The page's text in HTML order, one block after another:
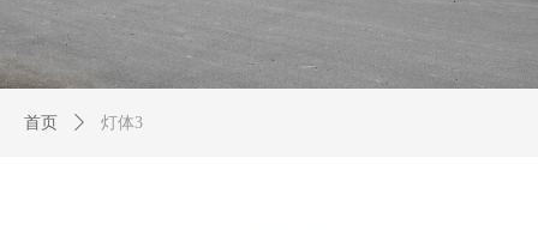
首页 ꄲ 灯体3